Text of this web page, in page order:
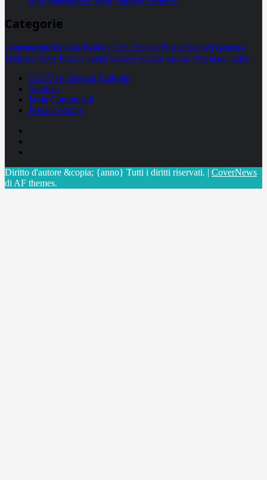
Categorie
alimentazione biologia Biology Com. Stampa Epatiti featured Genetica
Medicina News Ricerca Salute Science Scienza vaccini Veterinaria video
CCSVI e Sclerosi Multipla
Sitemap
Invia Comunicati
Privacy Policy
Diritto d'autore &copia; {anno} Tutti i diritti riservati. | CoverNews
di AF themes.